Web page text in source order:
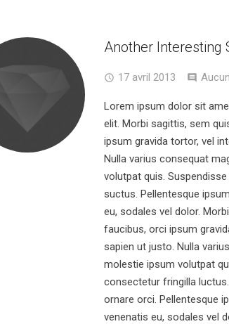
Another Interesting
17 avril 2013
Lorem ipsum dolor sit
elit. Morbi sagittis, sem
ipsum gravida tortor, vel
Nulla varius consequat
volutpat quis.
suctus. Pellentesque
eu, sodales vel dolor.
faucibus, orci ipsum
sapien ut justo. Nulla
molestie ipsum volutpat
consectetur fringilla
ornare orci. Pellentesque
venenatis eu, sodales vel